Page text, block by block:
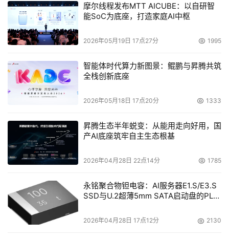
本文来源于DOIT传媒，文章内容仅供参考，不构成投资建议。
摩尔线程发布MTT AICUBE：以自研智
能SoC为底座，打造家庭AI中枢
2026年05月19日 17点27分 1995
智能体时代算力新图景：鲲鹏与昇腾共筑
全栈创新底座
2026年05月18日 17点20分 1333
昇腾生态半年蜕变：从能用走向好用，国
产AI底座筑牢自主生态根基
2026年04月28日 22点14分 1785
永铭聚合物钽电容：AI服务器E1.S/E3.S
SSD与U.2超薄5mm SATA启动盘的PLP
2026年04月28日 17点12分 2130